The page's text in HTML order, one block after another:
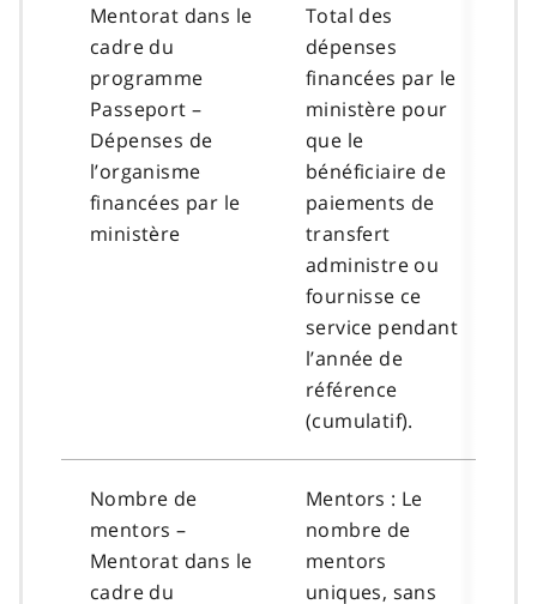
Mentorat dans le
cadre du
programme
Passeport –
Dépenses de
l’organisme
financées par le
ministère
Total des
dépenses
financées par le
ministère pour
que le
bénéficiaire de
paiements de
transfert
administre ou
fournisse ce
service pendant
l’année de
référence
(cumulatif).
Nombre de
mentors –
Mentorat dans le
cadre du
Mentors : Le
nombre de
mentors
uniques, sans